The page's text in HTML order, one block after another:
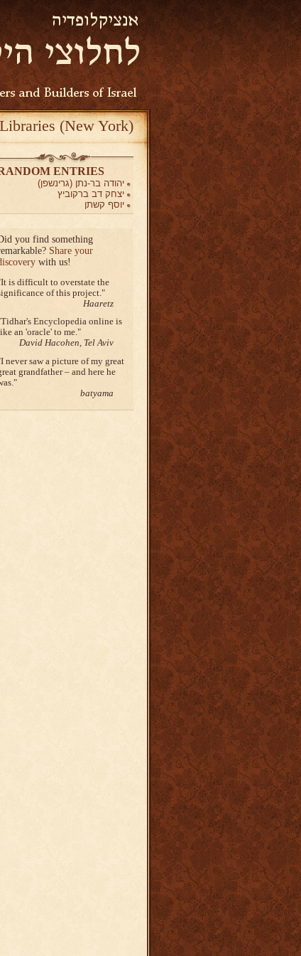
(New York)
ENTRIES
יהודה בר-נתן (גרינשפן)
יצחק דב ברקוביץ
יוסף קשתן
you find something
Share your
with us!
It is difficult to overstate the
of this project.
Haaretz
Tidhar's Encyclopedia online is
an 'oracle' to me.
David Hacohen, Tel Aviv
I never saw a picture of my great
grandfather – and here he
batyama